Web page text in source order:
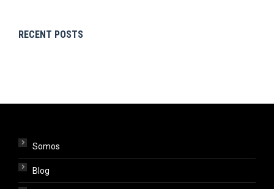
RECENT POSTS
Somos
Blog